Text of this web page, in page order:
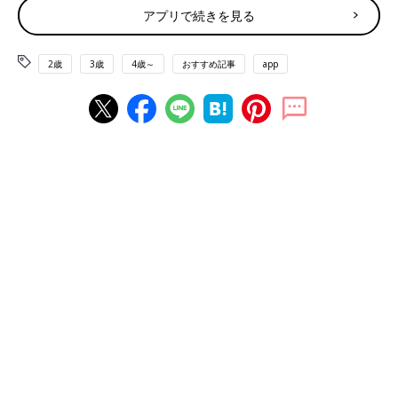
興味を持って近所の囲碁サロンに通うようになりました。
ら始めるんですが、怜央は4才で通い始めて2カ月後の3月には大
ほどにめきめきと上達していきました。さらに囲碁を始めて10カ
月で、アマチュア初段になりました。
アプリで続きを見る
2歳 3歳 4歳～ おすすめ記事 app